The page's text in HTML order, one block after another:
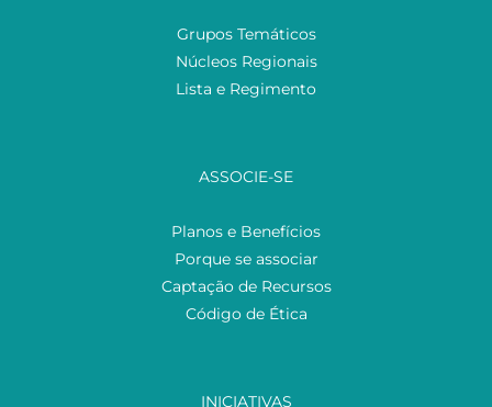
Grupos Temáticos
Núcleos Regionais
Lista e Regimento
ASSOCIE-SE
Planos e Benefícios
Porque se associar
Captação de Recursos
Código de Ética
INICIATIVAS